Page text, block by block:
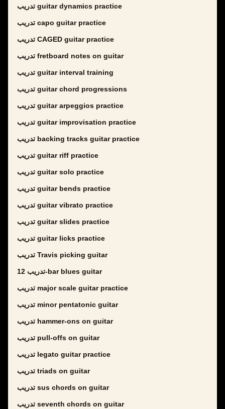
تدريب guitar dynamics practice
تدريب capo guitar practice
تدريب CAGED guitar practice
تدريب fretboard notes on guitar
تدريب guitar interval training
تدريب guitar chord progressions
تدريب guitar arpeggios practice
تدريب guitar improvisation practice
تدريب backing tracks guitar practice
تدريب guitar riff practice
تدريب guitar solo practice
تدريب guitar bends practice
تدريب guitar vibrato practice
تدريب guitar slides practice
تدريب guitar licks practice
تدريب Travis picking guitar
تدريب 12-bar blues guitar
تدريب major scale guitar practice
تدريب minor pentatonic guitar
تدريب hammer-ons on guitar
تدريب pull-offs on guitar
تدريب legato guitar practice
تدريب triads on guitar
تدريب sus chords on guitar
تدريب seventh chords on guitar